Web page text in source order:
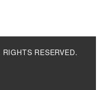
RESERVED.